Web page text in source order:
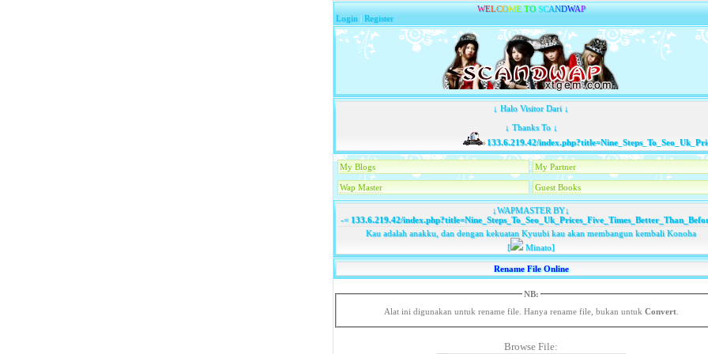
WELCOME TO SCANDWAP
Login |Register
↓ Halo Visitor Dari ↓
↓ Thanks To ↓
133.6.219.42/
My Blogs My Partner
Wap Master Guest Books
↓WAPMASTER BY↓
-=133.6.219.42/
Kau adalah anakku, dan dengan kekuatan Kyuubi kau akan membangun kembali Konoha
[
Minato]
Rename File Online
NB:
Alat ini digunakan untuk rename file. Hanya rename file, bukan untuk Convert.
Browse File: